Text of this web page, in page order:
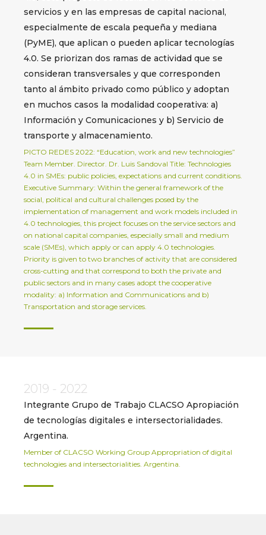
servicios y en las empresas de capital nacional,
especialmente de escala pequeña y mediana
(PyME), que aplican o pueden aplicar tecnologías
4.0. Se priorizan dos ramas de actividad que se
consideran transversales y que corresponden
tanto al ámbito privado como público y adoptan
en muchos casos la modalidad cooperativa: a)
Información y Comunicaciones y b) Servicio de
transporte y almacenamiento.
PICTO REDES 2022: “Education, work and new technologies”
Team Member. Director. Dr. Luis Sandoval Title: Technologies
4.0 in SMEs: public policies, expectations and current conditions.
Executive Summary: Within the general framework of the
social, political and cultural challenges posed by the
implementation of management and work models included in
4.0 technologies, this project focuses on the service sectors and
on national capital companies, especially small and medium
scale (SMEs), which apply or can apply 4.0 technologies.
Priority is given to two branches of activity that are considered
cross-cutting and that correspond to both the private and
public sectors and in many cases adopt the cooperative
modality: a) Information and Communications and b)
Transportation and storage services.
2019 - 2022
Integrante Grupo de Trabajo CLACSO Apropiación
de tecnologías digitales e intersectorialidades.
Argentina.
Member of CLACSO Working Group Appropriation of digital
technologies and intersectorialities. Argentina.